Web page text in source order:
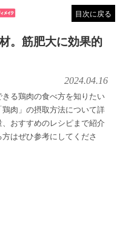
目次に戻る
。筋肥大に効果的
2024.04.16
る鶏肉の食べ方を知りたい
肉」の摂取方法について詳
おすすめのレシピまで紹介
はぜひ参考にしてくださ